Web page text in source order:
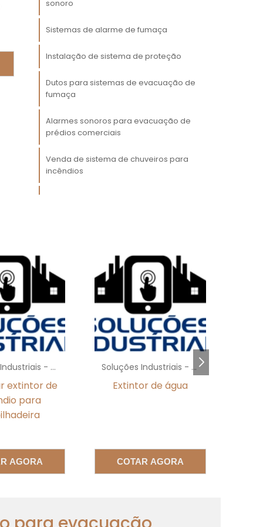
sonoro
Sistemas de alarme de fumaça
Instalação de sistema de proteção
Dutos para sistemas de evacuação de
fumaça
Alarmes sonoros para evacuação de
prédios comerciais
Venda de sistema de chuveiros para
incêndios
Soluções Industriais - AC
extintor de
para
AGORA
Soluções Industriais - AC
Extintor de água
COTAR AGORA